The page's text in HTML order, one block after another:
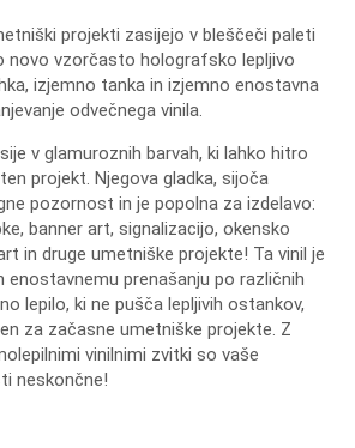
range:
5,95 €
through
5,99 €
projekti zasijejo v bleščeči paleti
novo vzorčasto holografsko lepljivo
izjemno tanka in izjemno enostavna
odvečnega vinila.
v glamuroznih barvah, ki lahko hitro
projekt. Njegova gladka, sijoča
pozornost in je popolna za izdelavo:
banner art, signalizacijo, okensko
in druge umetniške projekte! Ta vinil je
enostavnemu prenašanju po različnih
lepilo, ki ne pušča lepljivih ostankov,
za začasne umetniške projekte. Z
vinilnimi zvitki so vaše
neskončne!